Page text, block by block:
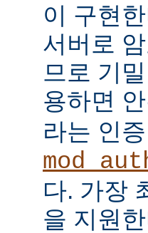
이 구현
서버로
므로 기
용하면
라는 인
다. 가장
을 지원